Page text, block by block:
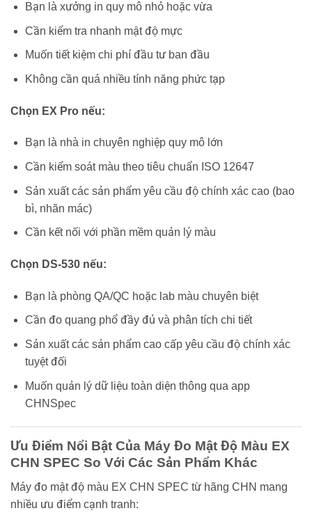
Bạn là xưởng in quy mô nhỏ hoặc vừa
Cần kiểm tra nhanh mật độ mực
Muốn tiết kiệm chi phí đầu tư ban đầu
Không cần quá nhiều tính năng phức tạp
Chọn EX Pro nếu:
Bạn là nhà in chuyên nghiệp quy mô lớn
Cần kiểm soát màu theo tiêu chuẩn ISO 12647
Sản xuất các sản phẩm yêu cầu độ chính xác cao (bao
bì, nhãn mác)
Cần kết nối với phần mềm quản lý màu
Chọn DS-530 nếu:
Bạn là phòng QA/QC hoặc lab màu chuyên biệt
Cần đo quang phổ đầy đủ và phân tích chi tiết
Sản xuất các sản phẩm cao cấp yêu cầu độ chính xác
tuyệt đối
Muốn quản lý dữ liệu toàn diện thông qua app
CHNSpec
Ưu Điểm Nổi Bật Của Máy Đo Mật Độ Màu EX
CHN SPEC So Với Các Sản Phẩm Khác
Máy đo mật độ màu EX CHN SPEC từ hãng CHN mang
nhiều ưu điểm cạnh tranh: